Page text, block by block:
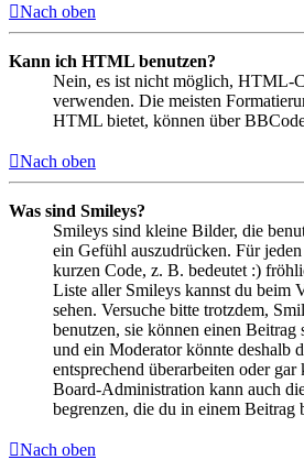
Nach oben
Kann ich HTML benutzen?
Nein, es ist nicht möglich, HTML-
verwenden. Die meisten
HTML bietet, können über
Nach oben
Was sind Smileys?
Smileys sind kleine Bilder, die
ein Gefühl auszudrücken. Für
kurzen Code, z. B. bedeutet :)
Liste aller Smileys kannst du beim
sehen. Versuche bitte trotzdem,
benutzen, sie können einen Beitrag
und ein Moderator könnte deshalb
entsprechend überarbeiten oder
Board-Administration kann auch
begrenzen, die du in einem Beitrag
Nach oben